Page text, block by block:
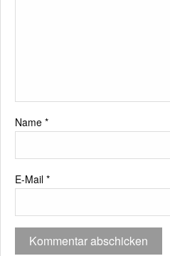
Name *
E-Mail *